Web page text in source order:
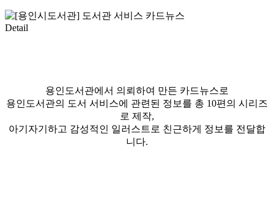
Detail
용인도서관에서 의뢰하여 만든 카드뉴스로
용인도서관의 도서 서비스에 관련된 정보를 총 10편의 시리즈
로 제작,
아기자기하고 감성적인 일러스트로 친근하게 정보를 전달합
니다.